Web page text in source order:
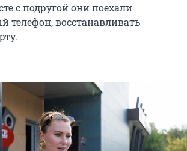
с подругой они поехали
телефон, восстанавливать